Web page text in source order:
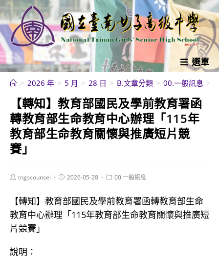
跳
轉
至
主
要
內
選單
> 2026 年 > 5 月 > 28 日 > B.文章分類 > 00.一般訊息 >
【轉知】教育部國民及學前教育署函
轉教育部生命教育中心辦理「115年
教育部生命教育關懷與推廣短片競
賽」
Posttngscounsel
Post2026-05-28
Post00.一般訊息
【轉知】教育部國民及學前教育署函轉教育部生命
教育中心辦理「115年教育部生命教育關懷與推廣短
片競賽」
說明：